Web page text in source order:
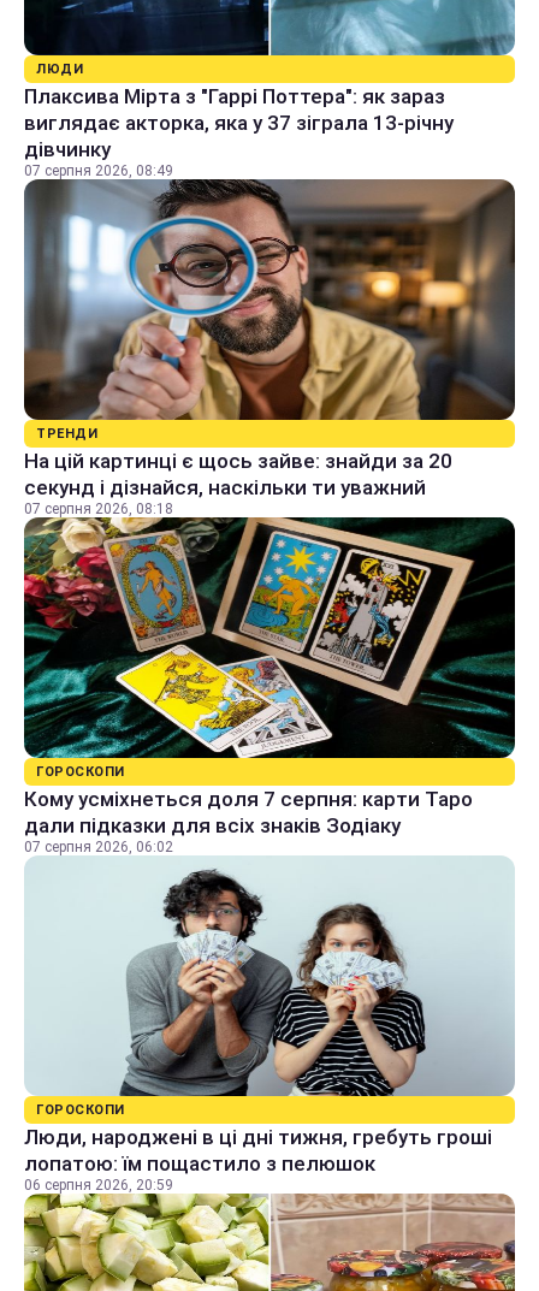
ЛЮДИ
Плаксива Мірта з "Гаррі Поттера": як зараз
виглядає акторка, яка у 37 зіграла 13-річну
дівчинку
07 серпня 2026, 08:49
ТРЕНДИ
На цій картинці є щось зайве: знайди за 20
секунд і дізнайся, наскільки ти уважний
07 серпня 2026, 08:18
ГОРОСКОПИ
Кому усміхнеться доля 7 серпня: карти Таро
дали підказки для всіх знаків Зодіаку
07 серпня 2026, 06:02
ГОРОСКОПИ
Люди, народжені в ці дні тижня, гребуть гроші
лопатою: їм пощастило з пелюшок
06 серпня 2026, 20:59